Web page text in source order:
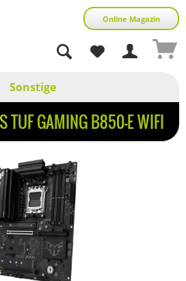
Online Magazin
Sonstige
GAMING B850-E WIFI